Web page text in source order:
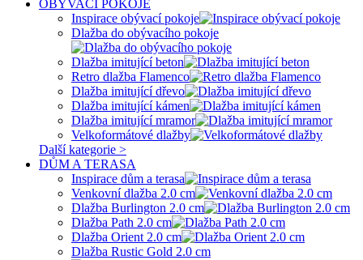
OBÝVACÍ POKOJE
Inspirace obývací pokoje
Dlažba do obývacího pokoje
Dlažba imitující beton
Retro dlažba Flamenco
Dlažba imitující dřevo
Dlažba imitující kámen
Dlažba imitující mramor
Velkoformátové dlažby
Další kategorie >
DŮM A TERASA
Inspirace dům a terasa
Venkovní dlažba 2.0 cm
Dlažba Burlington 2.0 cm
Dlažba Path 2.0 cm
Dlažba Orient 2.0 cm
Dlažba Rustic Gold 2.0 cm